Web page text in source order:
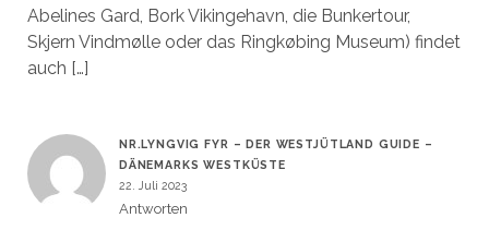
Abelines Gard, Bork Vikingehavn, die Bunkertour,
Skjern Vindmølle oder das Ringkøbing Museum) findet
auch […]
NR.LYNGVIG FYR – DER WESTJÜTLAND GUIDE –
DÄNEMARKS WESTKÜSTE
22. Juli 2023
Antworten